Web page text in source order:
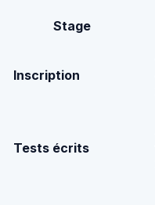
Stage
Inscription
Tests écrits